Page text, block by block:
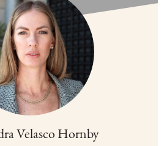
Velasco Hornby